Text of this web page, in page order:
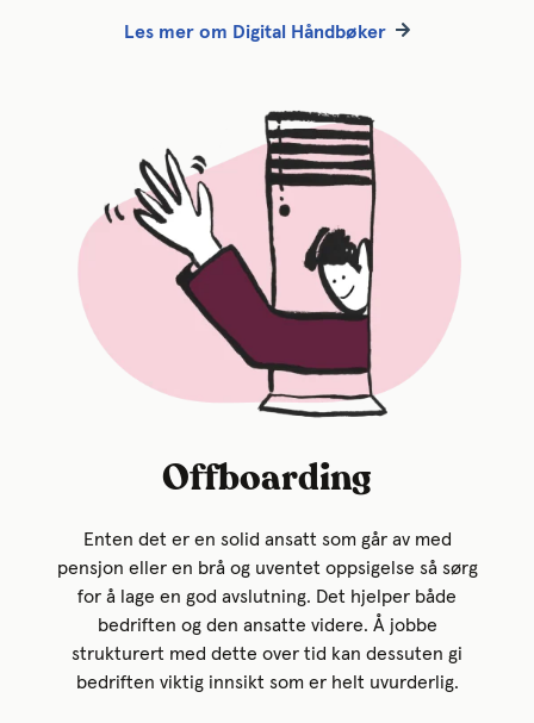
Les mer om Digital Håndbøker
Offboarding
Enten det er en solid ansatt som går av med
pensjon eller en brå og uventet oppsigelse så sørg
for å lage en god avslutning. Det hjelper både
bedriften og den ansatte videre. Å jobbe
strukturert med dette over tid kan dessuten gi
bedriften viktig innsikt som er helt uvurderlig.